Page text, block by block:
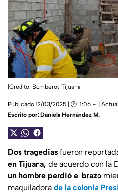
|Crédito: Bomberos Tijuana
Publicado 12/03/2025 | 🕑 11:06 |
Escrito por: Daniela Hernández M.
Dos tragedias fueron
en Tijuana, de acuerdo con la
un hombre perdió el brazo
maquiladora de la colonia